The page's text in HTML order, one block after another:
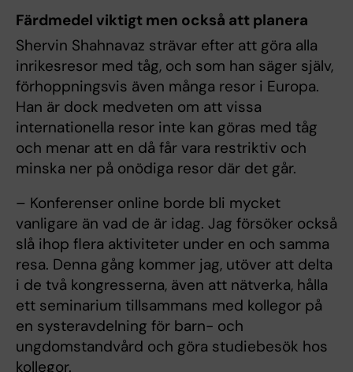
Färdmedel viktigt men också att planera
Shervin Shahnavaz strävar efter att göra alla
inrikesresor med tåg, och som han säger själv,
förhoppningsvis även många resor i Europa.
Han är dock medveten om att vissa
internationella resor inte kan göras med tåg
och menar att en då får vara restriktiv och
minska ner på onödiga resor där det går.
– Konferenser online borde bli mycket
vanligare än vad de är idag. Jag försöker också
slå ihop flera aktiviteter under en och samma
resa. Denna gång kommer jag, utöver att delta
i de två kongresserna, även att nätverka, hålla
ett seminarium tillsammans med kollegor på
en systeravdelning för barn- och
ungdomstandvård och göra studiebesök hos
kollegor.